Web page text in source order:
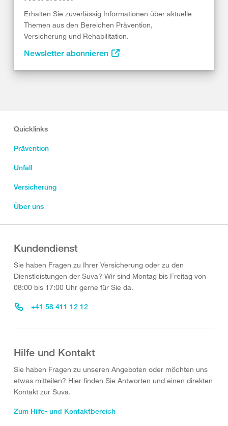
Erhalten Sie zuverlässig Informationen über aktuelle
Themen aus den Bereichen Prävention,
Versicherung und Rehabilitation.
Newsletter abonnieren
Quicklinks
Prävention
Unfall
Versicherung
Über uns
Kundendienst
Sie haben Fragen zu Ihrer Versicherung oder zu den
Dienstleistungen der Suva? Wir sind Montag bis Freitag von
08:00 bis 17:00 Uhr gerne für Sie da.
+41 58 411 12 12
Hilfe und Kontakt
Sie haben Fragen zu unseren Angeboten oder möchten uns
etwas mitteilen? Hier finden Sie Antworten und einen direkten
Kontakt zur Suva.
Zum Hilfe- und Kontaktbereich